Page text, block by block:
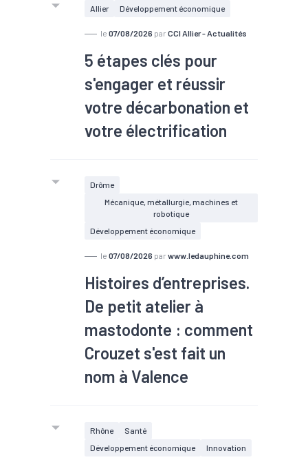
Allier Développement économique
le 07/08/2026 par CCI Allier - Actualités
5 étapes clés pour
s'engager et réussir
votre décarbonation et
votre électrification
Drôme
Mécanique, métallurgie, machines et
robotique
Développement économique
le 07/08/2026 par www.ledauphine.com
Histoires d’entreprises.
De petit atelier à
mastodonte : comment
Crouzet s'est fait un
nom à Valence
Rhône
Santé
Développement économique
Innovation